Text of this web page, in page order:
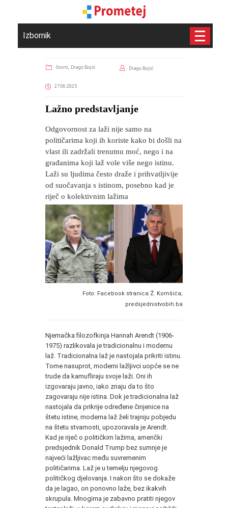
Izbornik
Osvrti, Drago Bojić Drago Bojić
27.06.2025
​Lažno predstavljanje
Odgovornost za laži nije samo na
političarima koji ih koriste kako bi došli na
vlast ili zadržali trenutnu moć, nego i na
građanima koji laž vole više nego istinu.
Laži su ljudima često draže i prihvatljivije
od suočavanja s istinom, posebno kad je
riječ o kolektivnim lažima
Foto: Facebook stranica Ž. Komšića;
predsjednistvobih.ba
Njemačka filozofkinja Hannah Arendt (1906-
1975) razlikovala je tradicionalnu i modernu
laž. Tradicionalna laž je nastojala prikriti istinu.
Tome nasuprot, moderni lažljivci uopće se ne
trude da kamufliraju svoje laži. Oni ih
izgovaraju javno, iako znaju da to što
zagovaraju nije istina. Dok je tradicionalna laž
nastojala da prikrije određene činjenice na
štetu istine, moderna laž želi trajniju pobjedu
na štetu stvarnosti, upozoravala je Arendt.
Kad je riječ o političkim lažima, američki
predsjednik Donald Trump bez sumnje je
najveći lažljivac među suvremenim
političarima. Laž je u temelju njegovog
političkog djelovanja. I nakon što se dokaže
da je lagao, on ponovno laže, bez ikakvih
skrupula. Mnogima je zabavno pratiti njegov